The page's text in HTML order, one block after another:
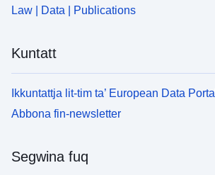
Law | Data | Publications
Kuntatt
Ikkuntattja lit-tim ta’ European Data Portal
Abbona fin-newsletter
Segwina fuq